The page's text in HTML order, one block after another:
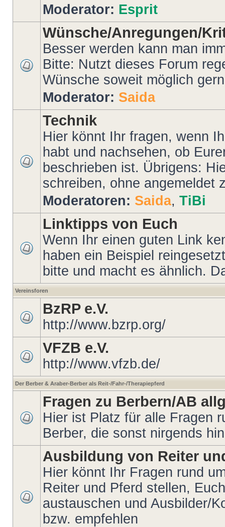
Moderator: Esprit
Wünsche/Anregungen/
Besser werden kann man
Bitte: Nutzt dieses Forum
Wünsche soweit möglich
Moderator: Saida
Technik
Hier könnt Ihr fragen, wenn
habt und nachsehen, ob
beschrieben ist. Übrigens:
schreiben, ohne angemeldet
Moderatoren: Saida, TiBi
Linktipps von Euch
Wenn Ihr einen guten Link
haben ein Beispiel
bitte und macht es ähnlich.
Vereinsforen
BzRP e.V.
http://www.bzrp.org/
VFZB e.V.
http://www.vfzb.de/
Der Berber & Araber-Berber als Reit-/Fahr-/Therapiepferd
Fragen zu Berbern/AB
Hier ist Platz für alle Fragen
Berber, die sonst nirgends
Ausbildung von Reiter
Hier könnt Ihr Fragen rund
Reiter und Pferd stellen,
austauschen und Ausbilder/
bzw. empfehlen